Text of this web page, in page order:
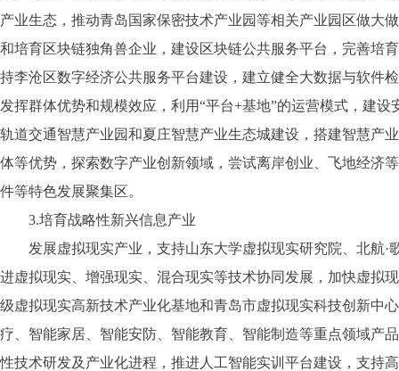
产业生态，推动青岛国家保密技术产业园等相关产业园区做大
和培育区块链独角兽企业，建设区块链公共服务平台，完善培
持李沧区数字经济公共服务平台建设，建立健全大数据与软件
发挥群体优势和规模效应，利用“平台+基地”的运营模式，建
轨道交通智慧产业园和夏庄智慧产业生态城建设，搭建智慧产
体等优势，探索数字产业创新领域，尝试离岸创业、飞地经济
件等特色发展聚集区。
3.培育战略性新兴信息产业
发展虚拟现实产业，支持山东大学虚拟现实研究院、北航·
进虚拟现实、增强现实、混合现实等技术协同发展，加快虚拟
级虚拟现实高新技术产业化基地和青岛市虚拟现实科技创新中
疗、智能家居、智能安防、智能教育、智能制造等重点领域产
性技术研发及产业化进程，推进人工智能实训平台建设，支持